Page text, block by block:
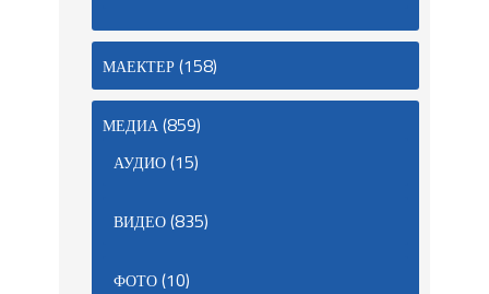
МАЕКТЕР(158)
МЕДИА(859)
АУДИО(15)
ВИДЕО(835)
ФОТО(10)